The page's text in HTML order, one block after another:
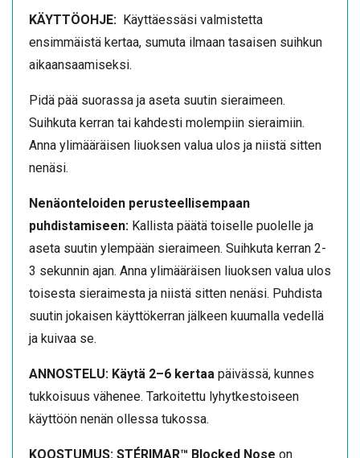
KÄYTTÖOHJE: Käyttäessäsi valmistetta
ensimmäistä kertaa, sumuta ilmaan tasaisen suihkun
aikaansaamiseksi.
Pidä pää suorassa ja aseta suutin sieraimeen.
Suihkuta kerran tai kahdesti molempiin sieraimiin.
Anna ylimääräisen liuoksen valua ulos ja niistä sitten
nenäsi.
Nenäonteloiden perusteellisempaan
puhdistamiseen: Kallista päätä toiselle puolelle ja
aseta suutin ylempään sieraimeen. Suihkuta kerran 2-
3 sekunnin ajan. Anna ylimääräisen liuoksen valua ulos
toisesta sieraimesta ja niistä sitten nenäsi. Puhdista
suutin jokaisen käyttökerran jälkeen kuumalla vedellä
ja kuivaa se.
ANNOSTELU: Käytä 2–6 kertaa päivässä, kunnes
tukkoisuus vähenee. Tarkoitettu lyhytkestoiseen
käyttöön nenän ollessa tukossa.
KOOSTUMUS: STÉRIMAR™ Blocked Nose on